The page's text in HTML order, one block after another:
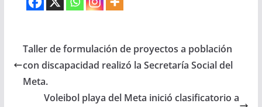
Taller de formulación de proyectos a población
con discapacidad realizó la Secretaría Social del
Meta.
Voleibol playa del Meta inició clasificatorio a